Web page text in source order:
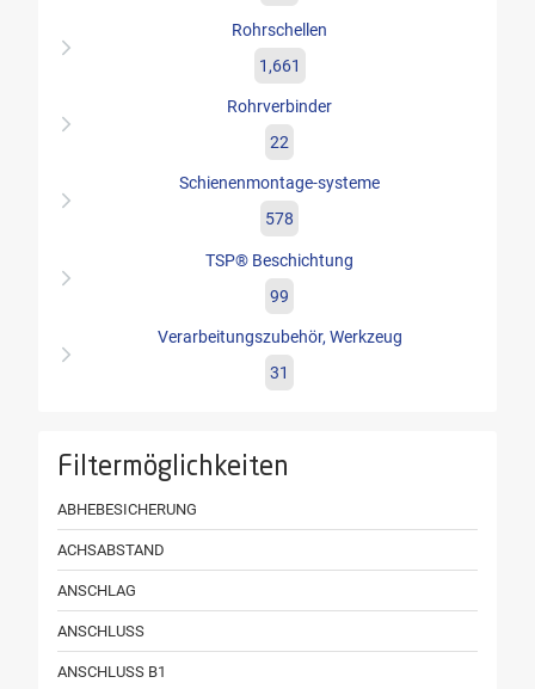
Rohrschellen
1,661
Rohrverbinder
22
Schienenmontage-systeme
578
TSP® Beschichtung
99
Verarbeitungszubehör, Werkzeug
31
Filtermöglichkeiten
ABHEBESICHERUNG
ACHSABSTAND
ANSCHLAG
ANSCHLUSS
ANSCHLUSS B1